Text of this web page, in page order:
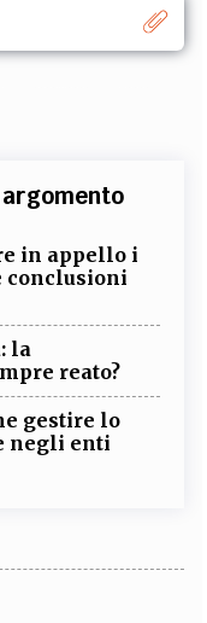
in appello i
conclusioni
la
reato?
gestire lo
negli enti